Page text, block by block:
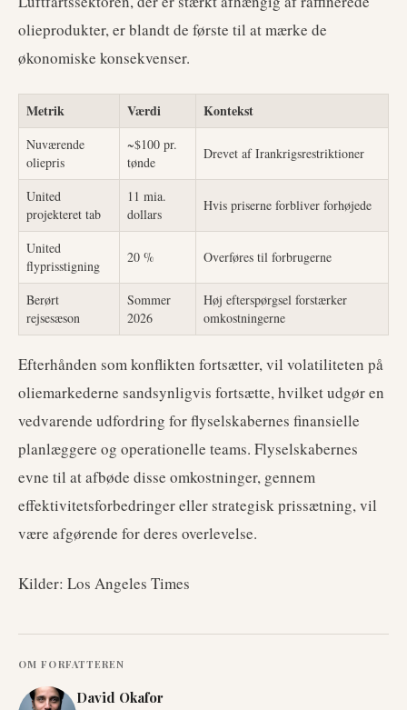
olieprodukter, er blandt de første til at mærke de
økonomiske konsekvenser.
Metrik Værdi Kontekst
Nuværende
oliepris
~$100 pr.
tønde
Drevet af Irankrigsrestriktioner
United
projekteret tab
11 mia.
dollars
Hvis priserne forbliver forhøjede
United
flyprisstigning
20 % Overføres til forbrugerne
Berørt
rejsesæson
Sommer
2026
Høj efterspørgsel forstærker
omkostningerne
Efterhånden som konflikten fortsætter, vil volatiliteten på
oliemarkederne sandsynligvis fortsætte, hvilket udgør en
vedvarende udfordring for flyselskabernes finansielle
planlæggere og operationelle teams. Flyselskabernes
evne til at afbøde disse omkostninger, gennem
effektivitetsforbedringer eller strategisk prissætning, vil
være afgørende for deres overlevelse.
Kilder: Los Angeles Times
OM FORFATTEREN
David Okafor